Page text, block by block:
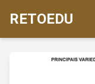
RETOEDU